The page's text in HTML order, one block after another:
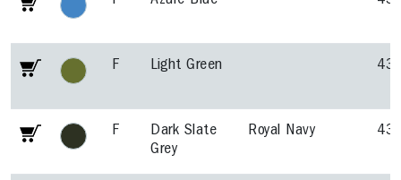
F Light Green
F
Dark Slate
Grey
Royal Navy